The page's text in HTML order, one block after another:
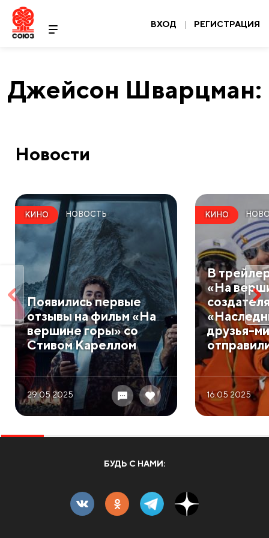
ВХОД | РЕГИСТРАЦИЯ
Джейсон Шварцман:
Новости
КИНО НОВОСТЬ
Появились первые
отзывы на фильм «На
вершине горы» со
Стивом Кареллом
29.05 2025
КИНО
В
«На
друзья-
16.05 2025
БУДЬ С НАМИ: